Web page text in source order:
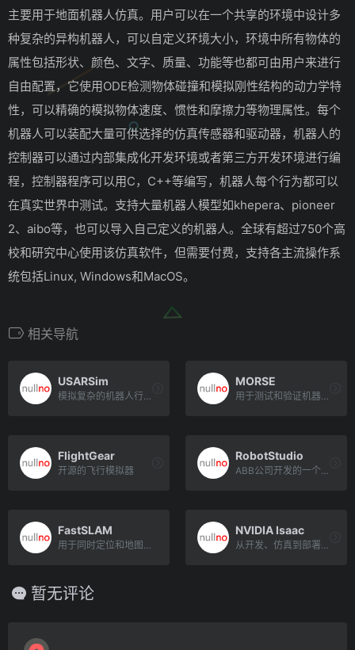
主要用于地面机器人仿真。用户可以在一个共享的环境中设计多
种复杂的异构机器人，可以自定义环境大小，环境中所有物体的
属性包括形状、颜色、文字、质量、功能等也都可由用户来进行
自由配置，它使用ODE检测物体碰撞和模拟刚性结构的动力学特
性，可以精确的模拟物体速度、惯性和摩擦力等物理属性。每个
机器人可以装配大量可供选择的仿真传感器和驱动器，机器人的
控制器可以通过内部集成化开发环境或者第三方开发环境进行编
程，控制器程序可以用C，C++等编写，机器人每个行为都可以
在真实世界中测试。支持大量机器人模型如khepera、pioneer
2、aibo等，也可以导入自己定义的机器人。全球有超过750个高
校和研究中心使用该仿真软件，但需要付费，支持各主流操作系
统包括Linux, Windows和MacOS。
相关导航
USARSim
模拟复杂的机器人行为和环境
MORSE
用于测试和验证机器人算法和控制器的性能
FlightGear
开源的飞行模拟器
RobotStudio
ABB公司开发的一个强大的机器人仿真和编程软件。通过RobotStudio，您可以在模拟环境中对机器人进行编程[…]
FastSLAM
用于同时定位和地图构建（SLAM）的算法
NVIDIA Isaac
从开发、仿真到部署，加速并优化机器人开发无论是制造业的智能自动化，还是最后一英里交付，机器人逐渐进入日常生活[…]
暂无评论